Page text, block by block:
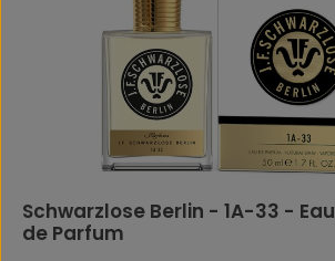
Schwarzlose Berlin - 1A-33 - Eau
de Parfum